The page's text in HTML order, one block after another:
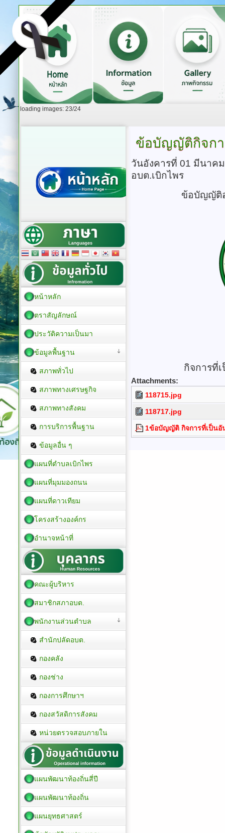
loading images: 23/24
ข้อบัญญัติกิจกา
วันอังคารที่ 01 มีนาค
อบต.เบิกไพร
ข้อบัญญัติ
กิจการที่
Attachments:
118715.jpg
118717.jpg
1ข้อบัญญัติ กิจการที่เป็นอั
หน้าหลัก
ตราสัญลักษณ์
ประวัติความเป็นมา
ข้อมูลพื้นฐาน
สภาพทั่วไป
สภาพทางเศรษฐกิจ
สภาพทางสังคม
การบริการพื้นฐาน
ข้อมูลอื่น ๆ
แผนที่ตำบลเบิกไพร
แผนที่มุมมองถนน
แผนที่ดาวเทียม
โครงสร้างองค์กร
อำนาจหน้าที่
คณะผู้บริหาร
สมาชิกสภาอบต.
พนักงานส่วนตำบล
สำนักปลัดอบต.
กองคลัง
กองช่าง
กองการศึกษาฯ
กองสวัสดิการสังคม
หน่วยตรวจสอบภายใน
แผนพัฒนาท้องถิ่นสี่ปี
แผนพัฒนาท้องถิ่น
แผนยุทธศาสตร์